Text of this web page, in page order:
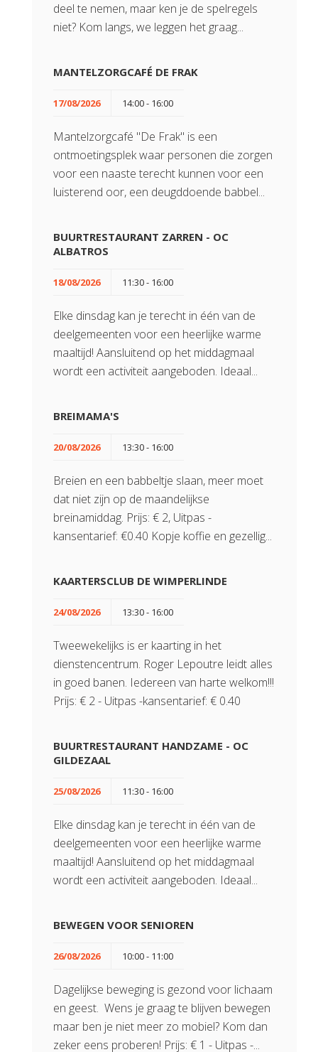
deel te nemen, maar ken je de spelregels
niet? Kom langs, we leggen het graag...
MANTELZORGCAFÉ DE FRAK
17/08/2026 14:00 - 16:00
Mantelzorgcafé "De Frak" is een
ontmoetingsplek waar personen die zorgen
voor een naaste terecht kunnen voor een
luisterend oor, een deugddoende babbel...
BUURTRESTAURANT ZARREN - OC
ALBATROS
18/08/2026 11:30 - 16:00
Elke dinsdag kan je terecht in één van de
deelgemeenten voor een heerlijke warme
maaltijd! Aansluitend op het middagmaal
wordt een activiteit aangeboden. Ideaal...
BREIMAMA'S
20/08/2026 13:30 - 16:00
Breien en een babbeltje slaan, meer moet
dat niet zijn op de maandelijkse
breinamiddag. Prijs: € 2, Uitpas -
kansentarief: €0.40 Kopje koffie en gezellig...
KAARTERSCLUB DE WIMPERLINDE
24/08/2026 13:30 - 16:00
Tweewekelijks is er kaarting in het
dienstencentrum. Roger Lepoutre leidt alles
in goed banen. Iedereen van harte welkom!!!
Prijs: € 2 - Uitpas -kansentarief: € 0.40
BUURTRESTAURANT HANDZAME - OC
GILDEZAAL
25/08/2026 11:30 - 16:00
Elke dinsdag kan je terecht in één van de
deelgemeenten voor een heerlijke warme
maaltijd! Aansluitend op het middagmaal
wordt een activiteit aangeboden. Ideaal...
BEWEGEN VOOR SENIOREN
26/08/2026 10:00 - 11:00
Dagelijkse beweging is gezond voor lichaam
en geest. Wens je graag te blijven bewegen
maar ben je niet meer zo mobiel? Kom dan
zeker eens proberen! Prijs: € 1 - Uitpas -...